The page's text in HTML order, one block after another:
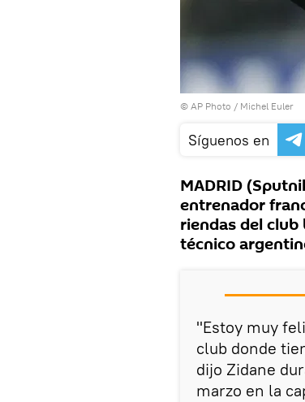
© AP Photo / Michel Euler
Síguenos en
MADRID
entrenador
riendas del
técnico
"Estoy muy
club donde
dijo Zidane
marzo en la